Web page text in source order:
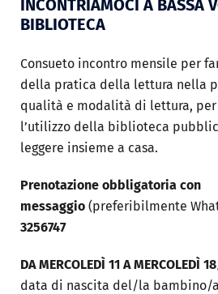
INCONTRIAMOCI A BASSA
BIBLIOTECA
Consueto incontro mensile per
della pratica della lettura nella
qualità e modalità di lettura, per
l’utilizzo della biblioteca
leggere insieme a casa.
Prenotazione obbligatoria con
messaggio (preferibilmente
3256747
DA MERCOLEDÌ 11 A MERCOLEDÌ
data di nascita del/la bambino/